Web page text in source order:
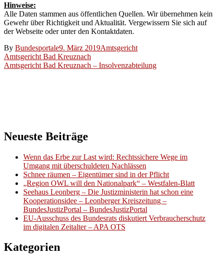
Hinweise:
Alle Daten stammen aus öffentlichen Quellen. Wir übernehmen kein
Gewehr über Richtigkeit und Aktualität. Vergewissern Sie sich auf
der Webseite oder unter den Kontaktdaten.
By Bundesportale9. März 2019Amtsgericht
Beitragsnavigation
Amtsgericht Bad Kreuznach
Amtsgericht Bad Kreuznach – Insolvenzabteilung
Neueste Beiträge
Wenn das Erbe zur Last wird: Rechtssichere Wege im
Umgang mit überschuldeten Nachlässen
Schnee räumen – Eigentümer sind in der Pflicht
„Region OWL will den Nationalpark“ – Westfalen-Blatt
Seehaus Leonberg – Die Justizministerin hat schon eine
Kooperationsidee – Leonberger Kreiszeitung –
BundesJustizPortal – BundesJustizPortal
EU-Ausschuss des Bundesrats diskutiert Verbraucherschutz
im digitalen Zeitalter – APA OTS
Kategorien